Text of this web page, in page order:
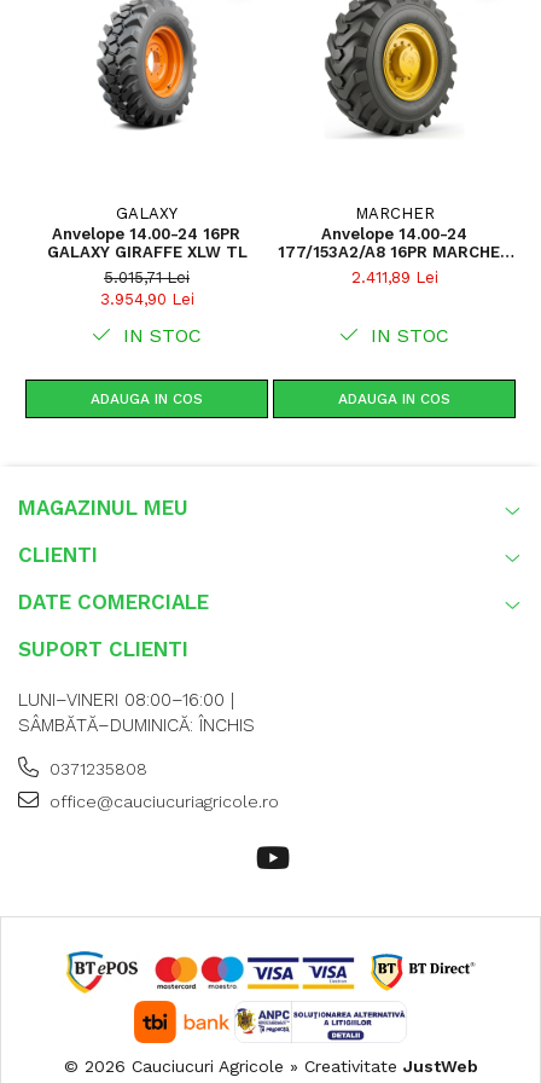
Utilizare & recomandări
Recomandată pentru aplicații solicitante, precum lucrări
de construcții, manipulare materiale, transport pe teren
dur sau mixt. Profilul KNK72 asigură aderență ridicată și
stabilitate bună la sarcini mari, iar carcasa 16PR
pe aceeași axă a anvelopelor cu grad similar de uzură.
GALAXY
Anvelope 14.00-24 16PR
GALAXY GIRAFFE XLW TL
5.015,71 Lei
3.954,90 Lei
IN STOC
ADAUGA IN COS
MARCHER
Anvelope 14.00-24
177/153A2/A8 16PR MARCHER
W-3DN TT Set G-2
2.411,89 Lei
IN STOC
ADAUGA IN COS
MAGAZINUL MEU
CLIENTI
DATE COMERCIALE
SUPORT CLIENTI
LUNI–VINERI 08:00–16:00 |
SÂMBĂTĂ–DUMINICĂ: ÎNCHIS
0371235808
office@cauciucuriagricole.ro
© 2026 Cauciucuri Agricole » Creativitate JustWeb